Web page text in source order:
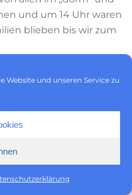
Website und unseren Service zu
und um 14 Uhr waren
blieben bis wir zum
zum Flughafen
wir noch längere
Flughafens abgesetzt